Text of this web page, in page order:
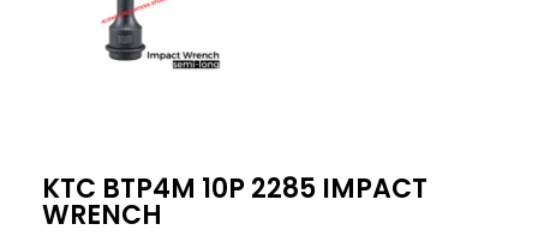
KTC BTP4M 10P 2285 IMPACT
WRENCH